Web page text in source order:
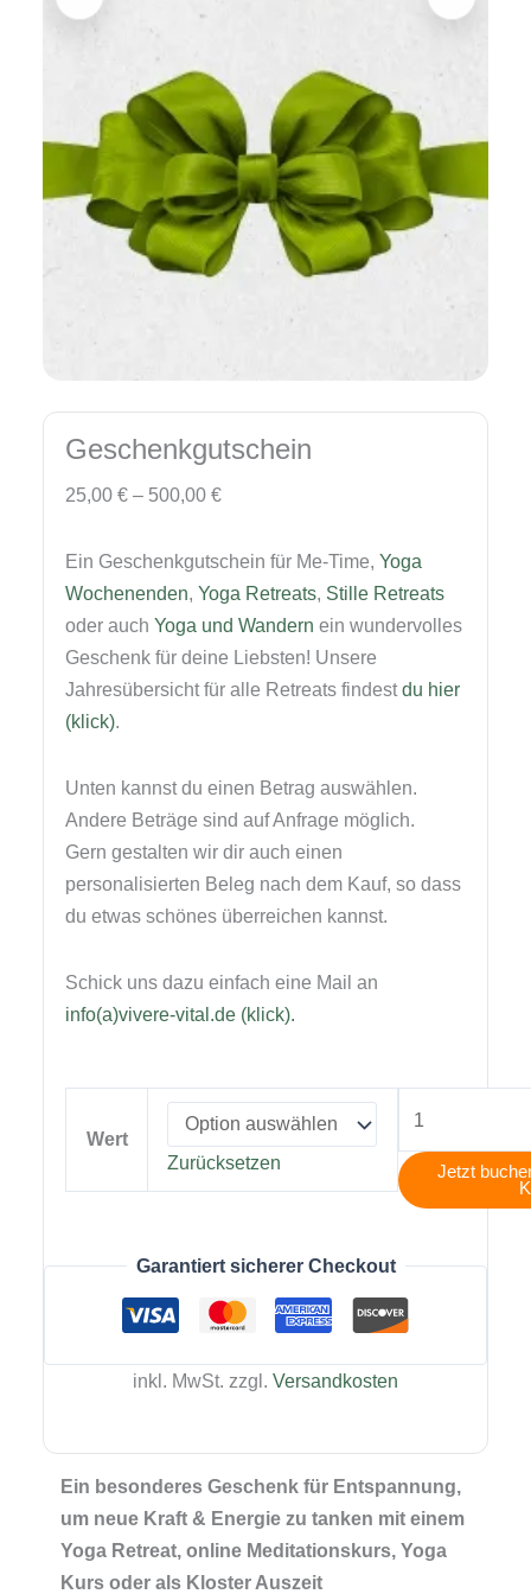
Geschenkgutschein
25,00 € – 500,00 €
inkl. MwSt. zzgl. Versandkosten
Ein Geschenkgutschein für Me-Time, Yoga
Wochenenden, Yoga Retreats, Stille Retreats
oder auch Yoga und Wandern ein wundervolles
Geschenk für deine Liebsten! Unsere
Jahresübersicht für alle Retreats findestdu hier
(klick).
Unten kannst du einen Betrag auswählen.
Andere Beträge sind auf Anfrage möglich.
Gern gestalten wir dir auch einen
personalisierten Beleg nach dem Kauf, so dass
du etwas schönes überreichen kannst.
Schick uns dazu einfach eine Mail an
info(a)vivere-vital.de (klick).
Wert
Zurücksetzen
Menge
Jetzt
Garantiert sicherer Checkout
Ein besonderes Geschenk für Entspannung,
um neue Kraft & Energie zu tanken mit einem
Yoga Retreat, online Meditationskurs, Yoga
Kurs oder als Kloster Auszeit